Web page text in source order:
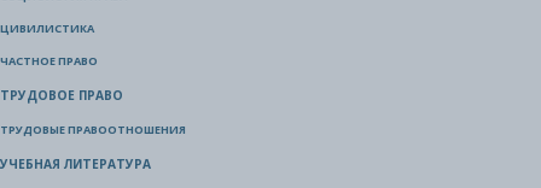
ЦИВИЛИСТИКА
ЧАСТНОЕ ПРАВО
ТРУДОВОЕ ПРАВО
ТРУДОВЫЕ ПРАВООТНОШЕНИЯ
УЧЕБНАЯ ЛИТЕРАТУРА